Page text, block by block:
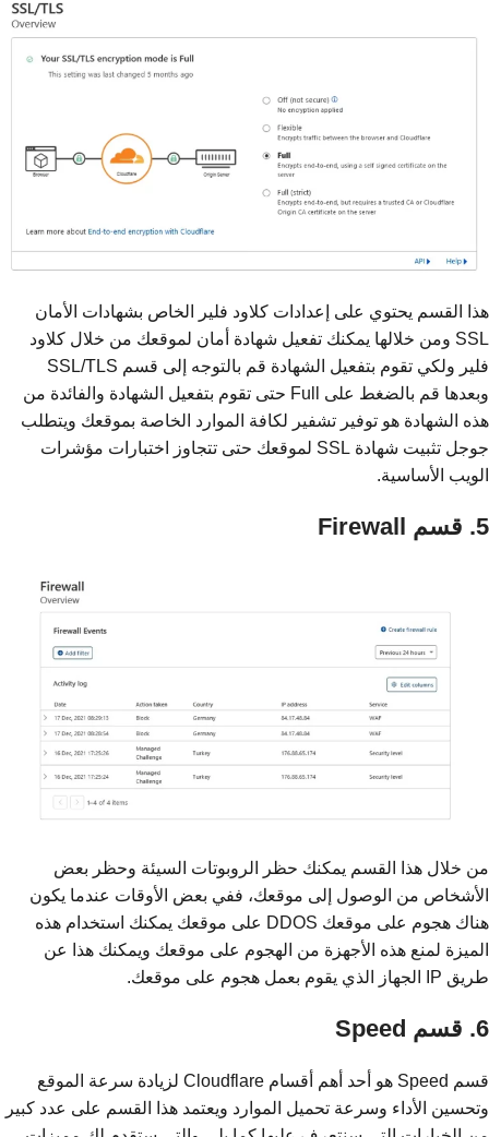
هذا القسم يحتوي على إعدادات كلاود فلير الخاص بشهادات الأمان
SSL ومن خلالها يمكنك تفعيل شهادة أمان لموقعك من خلال كلاود
فلير ولكي تقوم بتفعيل الشهادة قم بالتوجه إلى قسم SSL/TLS
وبعدها قم بالضغط على Full حتى تقوم بتفعيل الشهادة والفائدة من
هذه الشهادة هو توفير تشفير لكافة الموارد الخاصة بموقعك ويتطلب
جوجل تثبيت شهادة SSL لموقعك حتى تتجاوز اختبارات مؤشرات
الويب الأساسية.
5. قسم Firewall
من خلال هذا القسم يمكنك حظر الروبوتات السيئة وحظر بعض
الأشخاص من الوصول إلى موقعك، ففي بعض الأوقات عندما يكون
هناك هجوم على موقعك DDOS على موقعك يمكنك استخدام هذه
الميزة لمنع هذه الأجهزة من الهجوم على موقعك ويمكنك هذا عن
طريق IP الجهاز الذي يقوم بعمل هجوم على موقعك.
6. قسم Speed
قسم Speed هو أحد أهم أقسام Cloudflare لزيادة سرعة الموقع
وتحسين الأداء وسرعة تحميل الموارد ويعتمد هذا القسم على عدد كبير